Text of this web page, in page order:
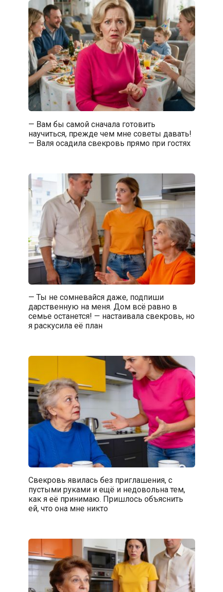
— Вам бы самой сначала готовить
научиться, прежде чем мне советы давать!
— Валя осадила свекровь прямо при гостях
— Ты не сомневайся даже, подпиши
дарственную на меня. Дом всё равно в
семье останется! — настаивала свекровь, но
я раскусила её план
Свекровь явилась без приглашения, с
пустыми руками и ещё и недовольна тем,
как я её принимаю. Пришлось объяснить
ей, что она мне никто